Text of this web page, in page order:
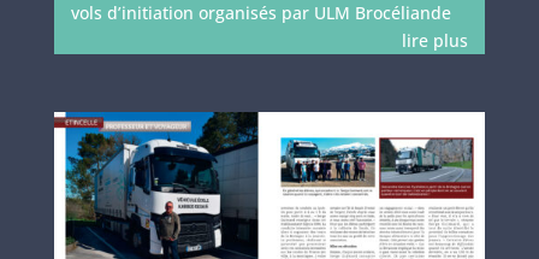
vols d’initiation organisés par ULM Brocéliande
lire plus